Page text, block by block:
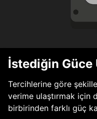
İstediğin Güce
Tercihlerine göre
verime ulaştırmak için
birbirinden farklı güç